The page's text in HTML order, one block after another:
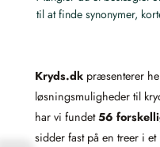
til at finde synonymer,
Kryds.dk præsenterer
løsningsmuligheder til
har vi fundet56
sidder fast på en treer i